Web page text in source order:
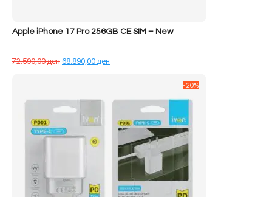
Apple iPhone 17 Pro 256GB CE SIM – New
72.590,00денÇmimi
68.890,00ден
68.890,00 ден.
-20%